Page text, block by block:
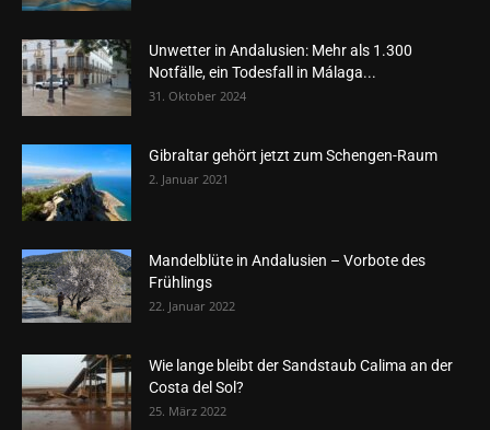
Unwetter in Andalusien: Mehr als 1.300
Notfälle, ein Todesfall in Málaga...
31. Oktober 2024
Gibraltar gehört jetzt zum Schengen-Raum
2. Januar 2021
Mandelblüte in Andalusien – Vorbote des
Frühlings
22. Januar 2022
Wie lange bleibt der Sandstaub Calima an der
Costa del Sol?
25. März 2022